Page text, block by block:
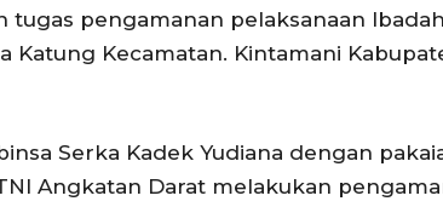
tugas pengamanan pelaksanaan
Katung Kecamatan. Kintamani
Serka Kadek Yudiana dengan
Angkatan Darat melakukan